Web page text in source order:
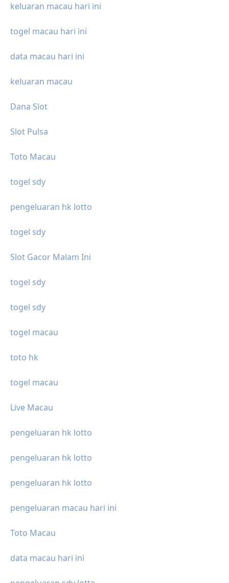
keluaran macau hari ini
togel macau hari ini
data macau hari ini
keluaran macau
Dana Slot
Slot Pulsa
Toto Macau
togel sdy
pengeluaran hk lotto
togel sdy
Slot Gacor Malam Ini
togel sdy
togel sdy
togel macau
toto hk
togel macau
Live Macau
pengeluaran hk lotto
pengeluaran hk lotto
pengeluaran hk lotto
pengeluaran macau hari ini
Toto Macau
data macau hari ini